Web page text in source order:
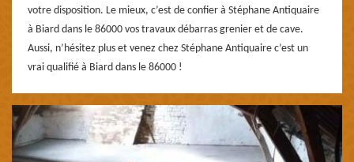
votre disposition. Le mieux, c’est de confier à Stéphane Antiquaire
à Biard dans le 86000 vos travaux débarras grenier et de cave.
Aussi, n’hésitez plus et venez chez Stéphane Antiquaire c’est un
vrai qualifié à Biard dans le 86000 !